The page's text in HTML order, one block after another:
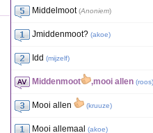
Middelmoot (Anoniem)
Jmiddenmoot? (akoe)
Idd (mijzelf)
Middenmoot ,mooi allen (roos)
Mooi allen (kruuze)
Mooi allemaal (akoe)